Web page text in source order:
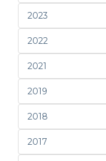
2023
2022
2021
2019
2018
2017